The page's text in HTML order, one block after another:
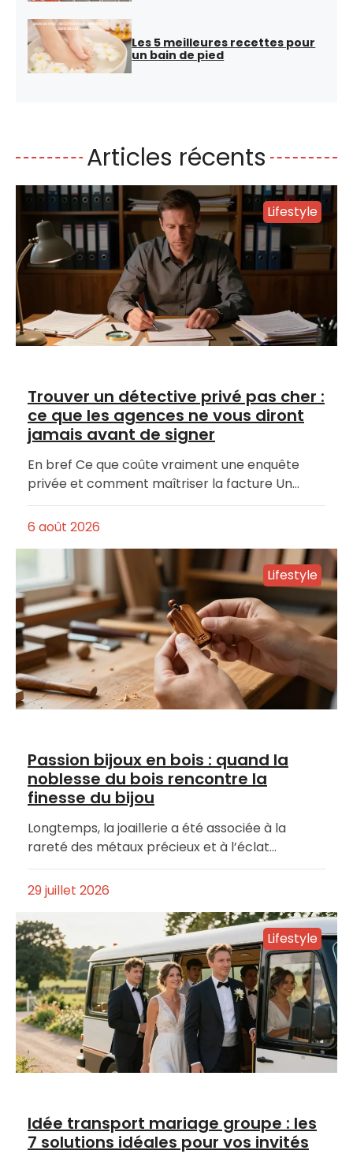
Les 5 meilleures recettes pour
un bain de pied
Articles récents
Lifestyle
Trouver un détective privé pas cher :
ce que les agences ne vous diront
jamais avant de signer
En bref Ce que coûte vraiment une enquête
privée et comment maîtriser la facture Un…
6 août 2026
Lifestyle
Passion bijoux en bois : quand la
noblesse du bois rencontre la
finesse du bijou
Longtemps, la joaillerie a été associée à la
rareté des métaux précieux et à l’éclat…
29 juillet 2026
Lifestyle
Idée transport mariage groupe : les
7 solutions idéales pour vos invités